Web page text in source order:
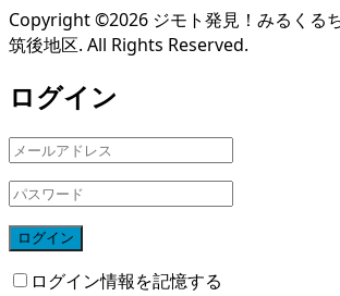
Copyright ©2026 ジモト発見！みるくる
筑後地区. All Rights Reserved.
ログイン
ログイン
ログイン情報を記憶する